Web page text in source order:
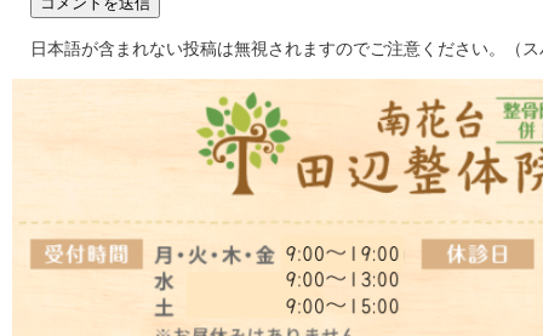
日本語が含まれない投稿は無視されますのでご注意ください。（